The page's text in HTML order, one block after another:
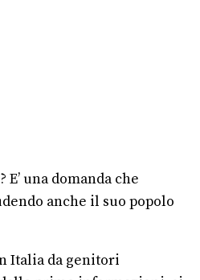
una domanda che
anche il suo popolo
Italia da genitori